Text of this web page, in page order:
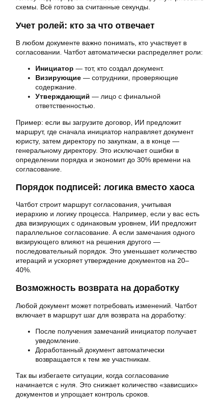
схемы. Всё готово за считанные секунды.
Учет ролей: кто за что отвечает
В любом документе важно понимать, кто участвует в
согласовании. Чатбот автоматически распределяет роли:
Инициатор — тот, кто создал документ.
Визирующие — сотрудники, проверяющие
содержание.
Утверждающий — лицо с финальной
ответственностью.
Пример: если вы загрузите договор, ИИ предложит
маршрут, где сначала инициатор направляет документ
юристу, затем директору по закупкам, а в конце —
генеральному директору. Это исключает ошибки в
определении порядка и экономит до 30% времени на
согласование.
Порядок подписей: логика вместо хаоса
Чатбот строит маршрут согласования, учитывая
иерархию и логику процесса. Например, если у вас есть
два визирующих с одинаковым уровнем, ИИ предложит
параллельное согласование. А если замечания одного
визирующего влияют на решения другого —
последовательный порядок. Это уменьшает количество
итераций и ускоряет утверждение документов на 20–
40%.
Возможность возврата на доработку
Любой документ может потребовать изменений. Чатбот
включает в маршрут шаг для возврата на доработку:
После получения замечаний инициатор получает
уведомление.
Доработанный документ автоматически
возвращается к тем же участникам.
Так вы избегаете ситуации, когда согласование
начинается с нуля. Это снижает количество «зависших»
документов и упрощает контроль сроков.